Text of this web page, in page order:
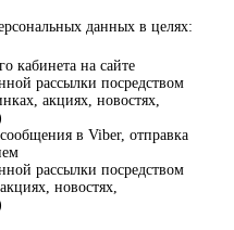
данных в целях:
кабинета на сайте
рассылки посредством
акциях, новостях,
в Viber, отправка
рассылки посредством
новостях,